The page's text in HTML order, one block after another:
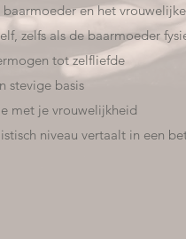
en het
zelfs als de baarmoeder
tot zelfliefde
stevige basis
met je vrouwelijkheid
niveau vertaalt in een